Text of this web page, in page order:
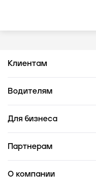
Клиентам
Водителям
Для бизнеса
Партнерам
О компании